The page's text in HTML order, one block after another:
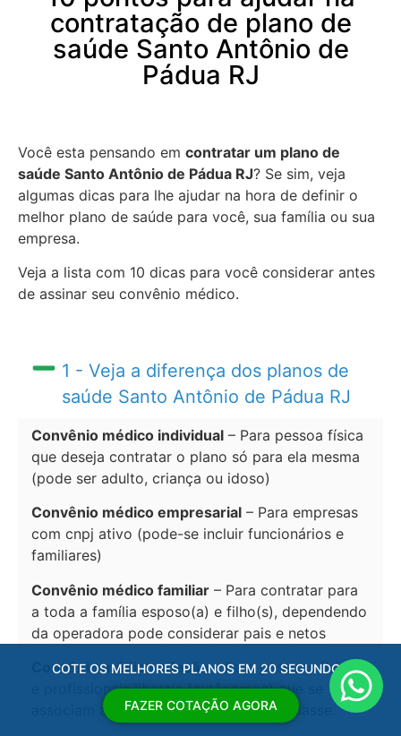
contratação de plano de
saúde Santo Antônio de
Pádua RJ
Você esta pensando em contratar um plano de
saúde Santo Antônio de Pádua RJ? Se sim, veja
algumas dicas para lhe ajudar na hora de definir o
melhor plano de saúde para você, sua família ou sua
empresa.
Veja a lista com 10 dicas para você considerar antes
de assinar seu convênio médico.
1 - Veja a diferença dos planos de
saúde Santo Antônio de Pádua RJ
Convênio médico individual – Para pessoa física
que deseja contratar o plano só para ela mesma
(pode ser adulto, criança ou idoso)
Convênio médico empresarial – Para empresas
com cnpj ativo (pode-se incluir funcionários e
familiares)
Convênio médico familiar – Para contratar para
a toda a família esposo(a) e filho(s), dependendo
da operadora pode considerar pais e netos
Convênio médico adesão– Para pessoas físicas
e profissionais liberais (autônomos) que se
associam a sindicatos e entidades de classe.
COTE OS MELHORES PLANOS EM 20 SEGUNDOS
FAZER COTAÇÃO AGORA